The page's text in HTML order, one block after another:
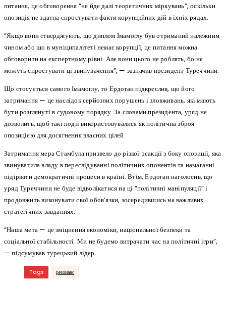
питання, це обговорення “не йде далі теоретичних міркувань”, оскільки
опозиція не здатна спростувати факти корупційних дій в їхніх рядах.
“Якщо вони стверджують, що диплом Імамоглу був отриманий належним
чином або що в муніципалітеті немає корупції, це питання можна
обговорити на експертному рівні. Але вони цього не роблять, бо не
можуть спростувати ці звинувачення”, — зазначив президент Туреччини.
Що стосується самого Імамоглу, то Ердоган підкреслив, що його
затримання — це наслідок серйозних порушень і зловживань, які мають
бути розглянуті в судовому порядку. За словами президента, уряд не
дозволить, щоб такі події використовувалися як політична зброя
опозицією для досягнення власних цілей.
Затримання мера Стамбула призвело до різкої реакції з боку опозиції, яка
звинуватила владу в переслідуванні політичних опонентів та намаганні
підірвати демократичні процеси в країні. Втім, Ердоган наголосив, що
уряд Туреччини не буде відволікатися на ці “політичні маніпуляції” і
продовжить виконувати свої обов’язки, зосередившись на важливих
стратегічних завданнях.
“Наша мета — це зміцнення економіки, національної безпеки та
соціальної стабільності. Ми не будемо витрачати час на політичні ігри”,
— підсумував турецький лідер.
Tags резонанс